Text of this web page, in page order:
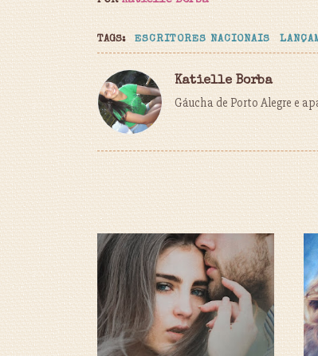
TAGS: ESCRITORES NACIONAIS
Katielle Borba
Gáucha de Porto Alegre e